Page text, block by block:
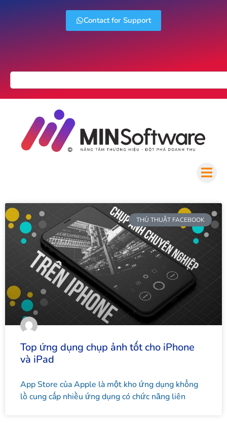
Contact for Support
THỦ THUẬT FACEBOOK
Top ứng dụng chụp ảnh tốt cho iPhone
và iPad
App Store của Apple là một kho ứng dụng khổng
lồ cung cấp nhiều ứng dụng có chức năng liên